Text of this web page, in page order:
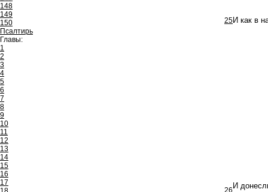
148
149
150
Псалтирь
Главы:
1
2
3
4
5
6
7
8
9
10
11
12
13
14
15
16
17
25И как в
26 И